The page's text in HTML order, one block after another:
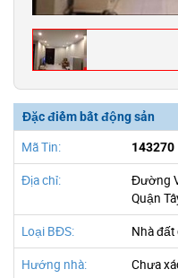
Đặc điểm bất động sản
Mã Tin: 143270
Địa chỉ:
Đường
Quận
Loại BĐS: Nhà
Hướng nhà: Chưa